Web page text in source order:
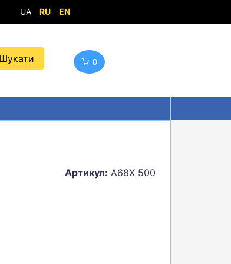
UA RU EN
0
Артикул: A68X 500